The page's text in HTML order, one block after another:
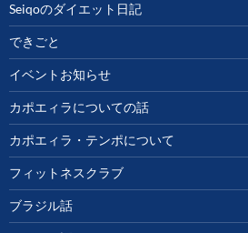
Seiqoのダイエット日記
できごと
イベントお知らせ
カポエィラについての話
カポエィラ・テンポについて
フィットネスクラブ
ブラジル話